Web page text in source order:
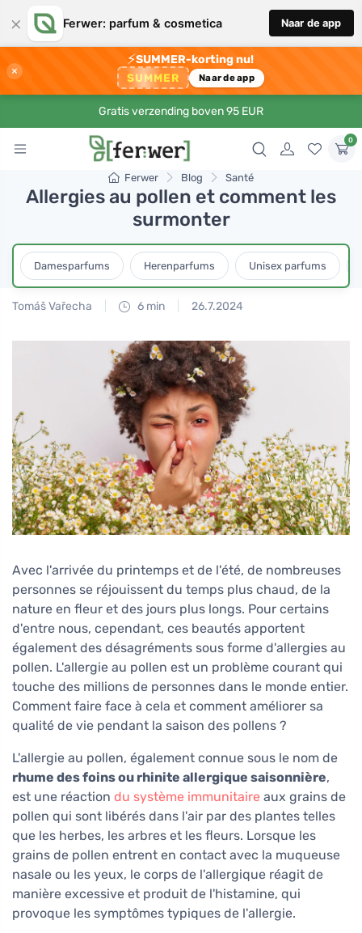
× Ferwer: parfum & cosmetica Naar de app
×
⚡SUMMER-korting nu!
SUMMER Naar de app
Gratis verzending boven 95 EUR
0
Ferwer Blog Santé
Allergies au pollen et comment les
surmonter
Damesparfums Herenparfums Unisex parfums
Tomáš Vařecha 6 min 26.7.2024
Avec l'arrivée du printemps et de l'été, de nombreuses
personnes se réjouissent du temps plus chaud, de la
nature en fleur et des jours plus longs. Pour certains
d'entre nous, cependant, ces beautés apportent
également des désagréments sous forme d'allergies au
pollen. L'allergie au pollen est un problème courant qui
touche des millions de personnes dans le monde entier.
Comment faire face à cela et comment améliorer sa
qualité de vie pendant la saison des pollens ?
L'allergie au pollen, également connue sous le nom de
rhume des foins ou rhinite allergique saisonnière,
est une réaction du système immunitaire aux grains de
pollen qui sont libérés dans l'air par des plantes telles
que les herbes, les arbres et les fleurs. Lorsque les
grains de pollen entrent en contact avec la muqueuse
nasale ou les yeux, le corps de l'allergique réagit de
manière excessive et produit de l'histamine, qui
provoque les symptômes typiques de l'allergie.